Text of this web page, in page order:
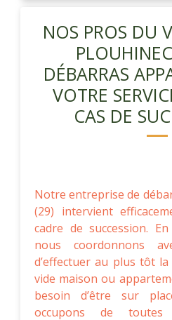
NOS PROS DU
DÉBARRAS
VOTRE
CAS DE
Notre entreprise de
(29) intervient
cadre de succession.
nous coordonnons
d’effectuer au plus tôt
vide maison ou
besoin d’être sur
occupons de